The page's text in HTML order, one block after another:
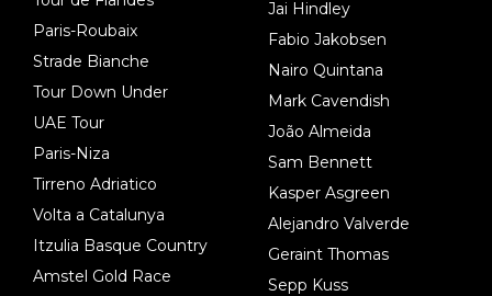
Paris-Roubaix
Strade Bianche
Tour Down Under
UAE Tour
Paris-Niza
Tirreno Adriatico
Volta a Catalunya
Itzulia Basque Country
Amstel Gold Race
Jai Hindley
Fabio Jakobsen
Nairo Quintana
Mark Cavendish
João Almeida
Sam Bennett
Kasper Asgreen
Alejandro Valverde
Geraint Thomas
Sepp Kuss